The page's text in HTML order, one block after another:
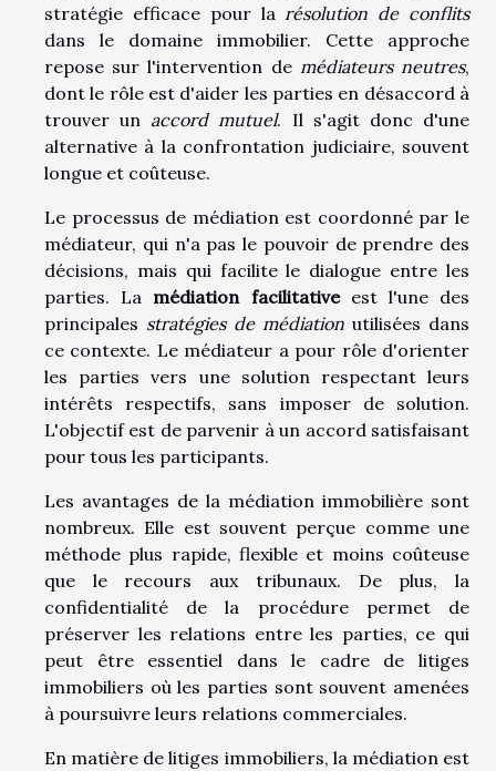
stratégie efficace pour la résolution de conflits
dans le domaine immobilier. Cette approche
repose sur l'intervention de médiateurs neutres,
dont le rôle est d'aider les parties en désaccord à
trouver un accord mutuel. Il s'agit donc d'une
alternative à la confrontation judiciaire, souvent
longue et coûteuse.
Le processus de médiation est coordonné par le
médiateur, qui n'a pas le pouvoir de prendre des
décisions, mais qui facilite le dialogue entre les
parties. La médiation facilitativeest l'une des
principales stratégies de médiation utilisées dans
ce contexte. Le médiateur a pour rôle d'orienter
les parties vers une solution respectant leurs
intérêts respectifs, sans imposer de solution.
L'objectif est de parvenir à un accord satisfaisant
pour tous les participants.
Les avantages de la médiation immobilière sont
nombreux. Elle est souvent perçue comme une
méthode plus rapide, flexible et moins coûteuse
que le recours aux tribunaux. De plus, la
confidentialité de la procédure permet de
préserver les relations entre les parties, ce qui
peut être essentiel dans le cadre de litiges
immobiliers où les parties sont souvent amenées
à poursuivre leurs relations commerciales.
En matière de litiges immobiliers, la médiation est